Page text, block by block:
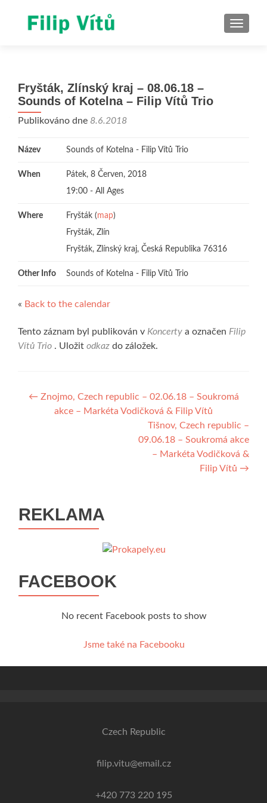
Fryšták, Zlínský kraj – 08.06.18 –
Sounds of Kotelna – Filip Vítů Trio
Publikováno dne 8.6.2018
Název Sounds of Kotelna - Filip Vítů Trio
When
Pátek, 8 Červen, 2018
19:00 - All Ages
Where Fryšták (map)
Fryšták, Zlín
Fryšták, Zlínský kraj, Česká Republika 76316
Other Info Sounds of Kotelna - Filip Vítů Trio
« Back to the calendar
Tento záznam byl publikován v Koncerty a označen Filip
Vítů Trio . Uložit odkaz do záložek.
Navigace
← Znojmo, Czech republic – 02.06.18 – Soukromá
akce – Markéta Vodičková & Filip Vítů
Tišnov, Czech republic –
09.06.18 – Soukromá akce
– Markéta Vodičková &
Filip Vítů →
REKLAMA
FACEBOOK
No recent Facebook posts to show
Jsme také na Facebooku
Czech Republic
filip.vitu@email.cz
+420 773 220 195